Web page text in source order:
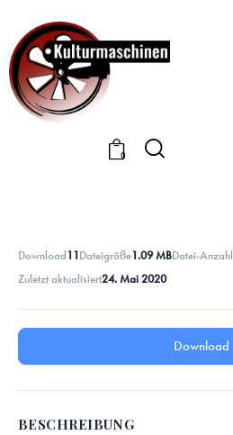
0
Download11Dateigröße1.09 MBDatei-Anzahl
Zuletzt aktualisiert24. Mai 2020
Download
BESCHREIBUNG